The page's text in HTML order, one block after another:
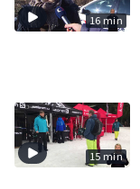
16 min
15 min